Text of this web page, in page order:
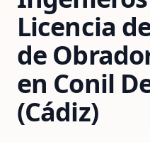
Licencia
de
en Conil
(Cádiz)